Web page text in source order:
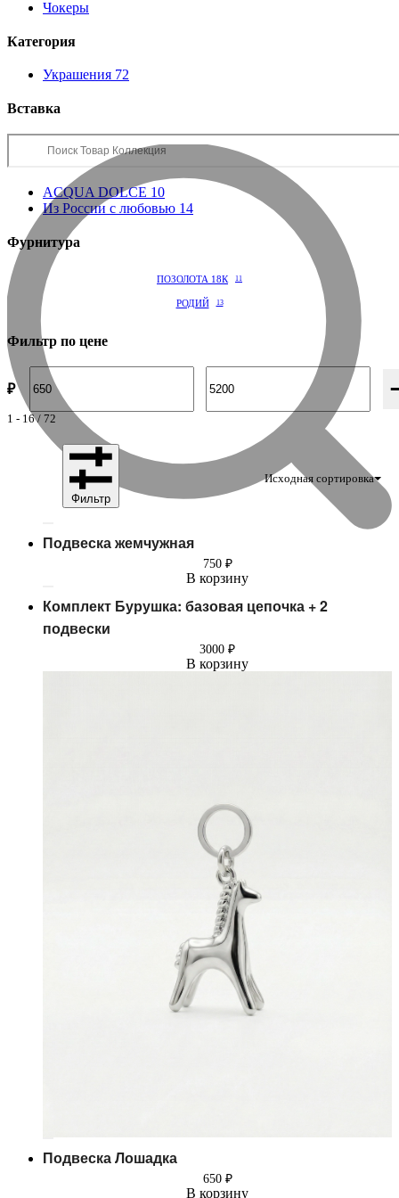
Чокеры
Категория
Украшения 72
Вставка
ACQUA DOLCE 10
Из России с любовью 14
Фурнитура
ПОЗОЛОТА 18К 11
РОДИЙ 13
Фильтр по цене
₽
1 - 16/ 72
Исходная сортировка
Фильтр
Подвеска жемчужная
750 ₽
В корзину
Комплект Бурушка: базовая цепочка + 2
подвески
3000 ₽
В корзину
Подвеска Лошадка
650 ₽
В корзину